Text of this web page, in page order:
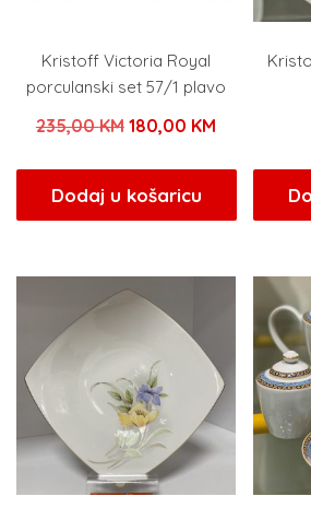
Kristoff Victoria Royal
porculanski set 57/1 plavo
235,00KM Izvorna
bila
je:
180,00 KMTrenutna
180,00 KM.
Dodaj u košaricu